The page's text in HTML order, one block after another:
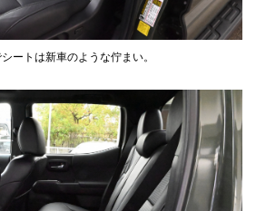
ートは新車のような佇まい。